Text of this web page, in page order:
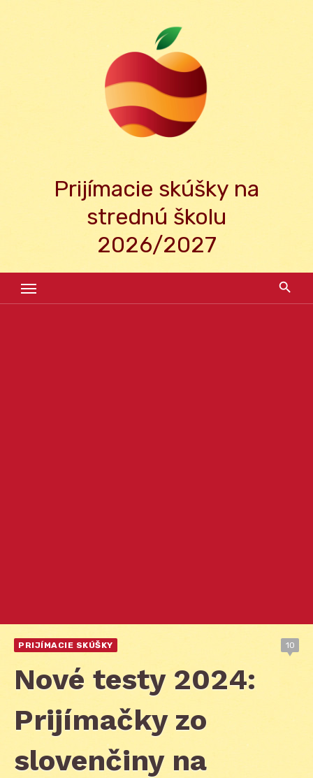
Prijímacie skúšky na
strednú školu
2026/2027
PRIJÍMACIE SKÚŠKY 10
Nové testy 2024:
Prijímačky zo
slovenčiny na